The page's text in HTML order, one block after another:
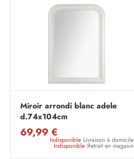
Miroir arrondi blanc adele
d.74x104cm
69,99 €
Indisponible Livraison à domicile
Indisponible Retrait en magasin